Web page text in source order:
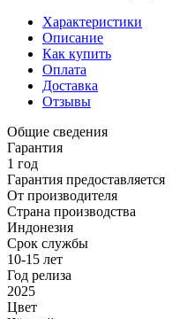
Характеристики
Описание
Как купить
Оплата
Доставка
Отзывы
Общие сведения
Гарантия
1 год
Гарантия предоставляется
От производителя
Страна производства
Индонезия
Срок службы
10-15 лет
Год релиза
2025
Цвет